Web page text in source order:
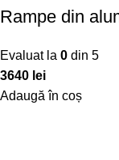
Rampe din
Evaluat la 0 din 5
3640 lei
Adaugă în coș